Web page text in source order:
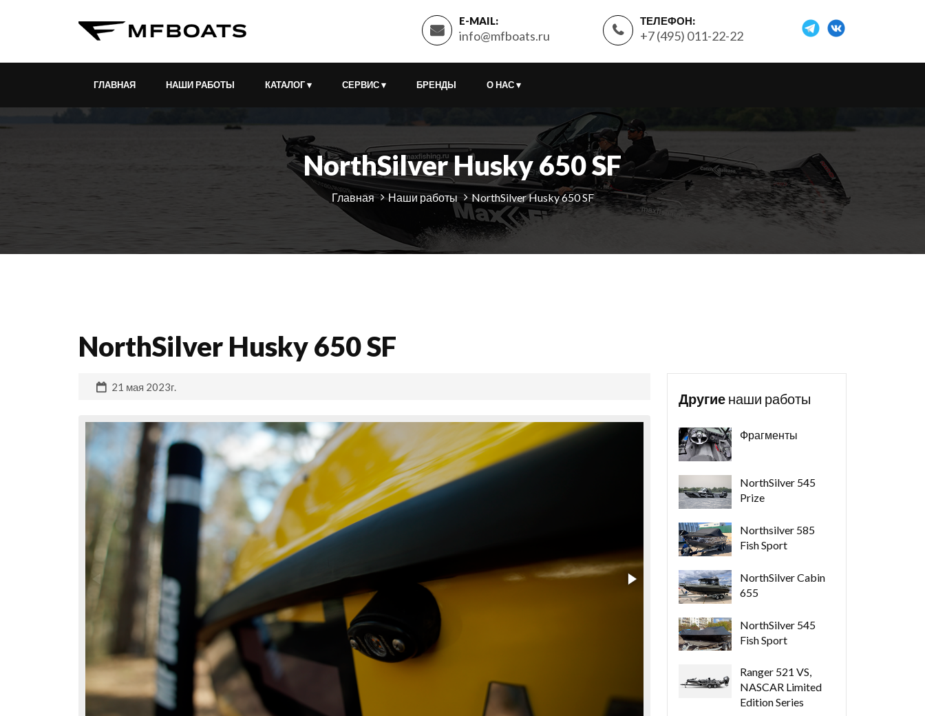
E-MAIL:
info@mfboats.ru
ТЕЛЕФОН:
+7 (495) 011-22-22
ГЛАВНАЯ НАШИ РАБОТЫ КАТАЛОГ▾ СЕРВИС▾ БРЕНДЫ О НАС▾
NorthSilver Husky 650 SF
Главная Наши работы NorthSilver Husky 650 SF
NorthSilver Husky 650 SF
21 мая 2023г.
Другие наши работы
Фрагменты
NorthSilver 545
Prize
Northsilver 585
Fish Sport
NorthSilver Cabin
655
NorthSilver 545
Fish Sport
Ranger 521 VS,
NASCAR Limited
Edition Series